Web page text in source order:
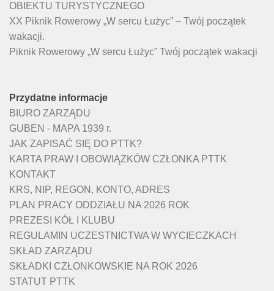
OBIEKTU TURYSTYCZNEGO
XX Piknik Rowerowy „W sercu Łużyc” – Twój początek
wakacji.
Piknik Rowerowy „W sercu Łużyc” Twój początek wakacji
Przydatne informacje
BIURO ZARZĄDU
GUBEN - MAPA 1939 r.
JAK ZAPISAĆ SIĘ DO PTTK?
KARTA PRAW I OBOWIĄZKÓW CZŁONKA PTTK
KONTAKT
KRS, NIP, REGON, KONTO, ADRES
PLAN PRACY ODDZIAŁU NA 2026 ROK
PREZESI KÓŁ I KLUBU
REGULAMIN UCZESTNICTWA W WYCIECZKACH
SKŁAD ZARZĄDU
SKŁADKI CZŁONKOWSKIE NA ROK 2026
STATUT PTTK